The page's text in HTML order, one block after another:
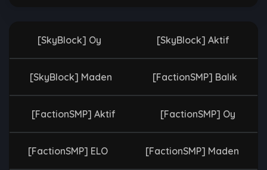
[SkyBlock] Oy [SkyBlock] Aktif
[SkyBlock] Maden [FactionSMP] Balık
[FactionSMP] Aktif [FactionSMP] Oy
[FactionSMP] ELO [FactionSMP] Maden